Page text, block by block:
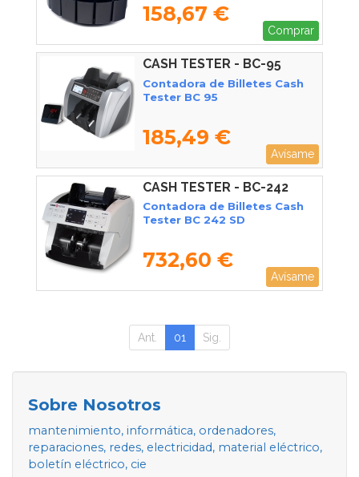
158,67 €
Comprar
CASH TESTER - BC-95
Contadora de Billetes Cash
Tester BC 95
185,49 €
Avísame
CASH TESTER - BC-242
Contadora de Billetes Cash
Tester BC 242 SD
732,60 €
Avísame
Ant. 01 Sig.
Sobre Nosotros
mantenimiento, informática, ordenadores,
reparaciones, redes, electricidad, material eléctrico,
boletín eléctrico, cie